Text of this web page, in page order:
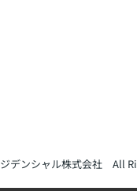
デンシャル株式会社 All